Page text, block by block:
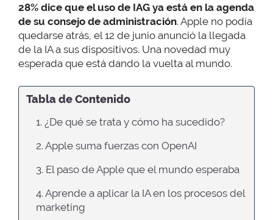
28% dice que el uso de IAG ya está en la agenda
de su consejo de administración. Apple no podía
quedarse atrás, el 12 de junio anunció la llegada
de la IA a sus dispositivos. Una novedad muy
esperada que está dando la vuelta al mundo.
Tabla de Contenido
1. ¿De qué se trata y cómo ha sucedido?
2. Apple suma fuerzas con OpenAI
3. El paso de Apple que el mundo esperaba
4. Aprende a aplicar la IA en los procesos del
marketing